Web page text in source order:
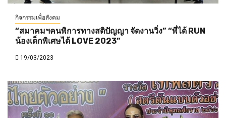
กิจกรรมเพื่อสังคม
“สมาคมฯคนพิการทางสติปัญญา จัดงานวิ่ง” “พี่ได้ RUN
น้องเด็กพิเศษได้ LOVE 2023”
19/03/2023